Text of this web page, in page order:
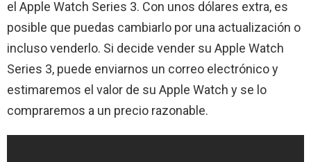
el Apple Watch Series 3. Con unos dólares extra, es
posible que puedas cambiarlo por una actualización o
incluso venderlo. Si decide vender su Apple Watch
Series 3, puede enviarnos un correo electrónico y
estimaremos el valor de su Apple Watch y se lo
compraremos a un precio razonable.